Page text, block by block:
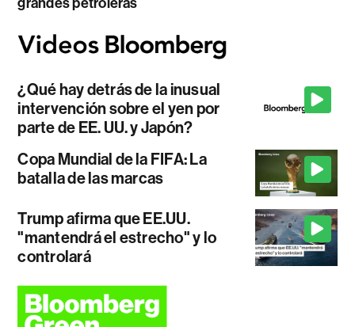
¿Qué hay detrás de la inusual
intervención sobre el yen por
parte de EE. UU. y Japón?
Copa Mundial de la FIFA: La
batalla de las marcas
Trump afirma que EE.UU.
"mantendrá el estrecho" y lo
controlará